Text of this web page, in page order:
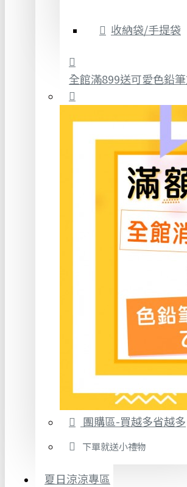
收納袋/手提袋
全館滿899送可愛色鉛
團購區-買越多省越多
下單就送小禮物
夏日涼涼專區